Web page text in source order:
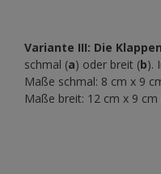
Variante III: Die
schmal (a) oder breit (b).
Maße schmal: 8 cm x 9
Maße breit: 12 cm x 9 cm